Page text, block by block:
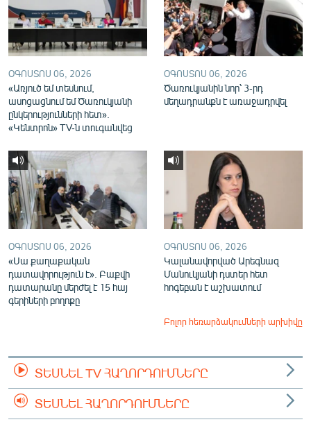
ՕԳՈՍՏՈՍ 06, 2026
«Առյուծ եմ տեսնում,
ասոցացնում եմ Ծառուկյանի
ընկերությունների հետ».
«Կենտրոն» TV-ն տուգանվեց
ՕԳՈՍՏՈՍ 06, 2026
Ծառուկյանին նոր՝ 3-րդ
մեղադրանքն է առաջադրվել
ՕԳՈՍՏՈՍ 06, 2026
«Սա քաղաքական
դատավորություն է». Բաքվի
դատարանը մերժել է 15 հայ
գերիների բողոքը
ՕԳՈՍՏՈՍ 06, 2026
Կալանավորված Արեգնազ
Մանուկյանի դստեր հետ
հոգեբան է աշխատում
Բոլոր հեռարձակումների արխիվը
ՏԵՍՆԵԼ TV ՀԱՂՈՐԴՈՒՄՆԵՐԸ
ՏԵՍՆԵԼ ՀԱՂՈՐԴՈՒՄՆԵՐԸ